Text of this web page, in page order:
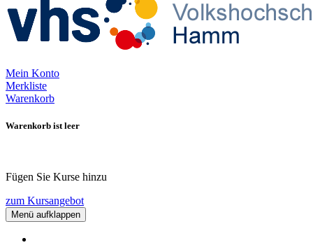
Mein Konto
Merkliste
Warenkorb
Warenkorb ist leer
Fügen Sie Kurse hinzu
zum Kursangebot
Menü aufklappen